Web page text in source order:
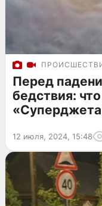
Перед
бедствия:
12 июля, 2024, 15:48